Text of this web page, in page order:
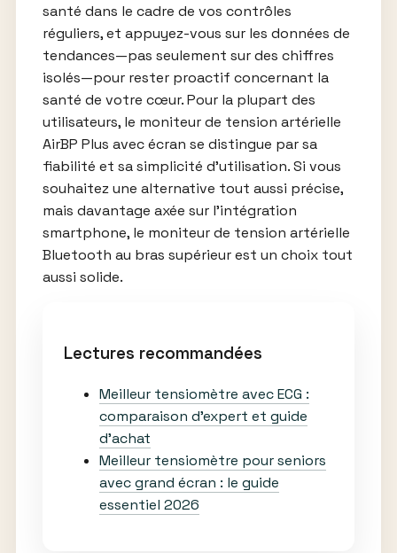
santé dans le cadre de vos contrôles
réguliers, et appuyez-vous sur les données de
tendances—pas seulement sur des chiffres
isolés—pour rester proactif concernant la
santé de votre cœur. Pour la plupart des
utilisateurs, le moniteur de tension artérielle
AirBP Plus avec écran se distingue par sa
fiabilité et sa simplicité d’utilisation. Si vous
souhaitez une alternative tout aussi précise,
mais davantage axée sur l’intégration
smartphone, le moniteur de tension artérielle
Bluetooth au bras supérieur est un choix tout
aussi solide.
Lectures recommandées
Meilleur tensiomètre avec ECG :
comparaison d’expert et guide
d’achat
Meilleur tensiomètre pour seniors
avec grand écran : le guide
essentiel 2026